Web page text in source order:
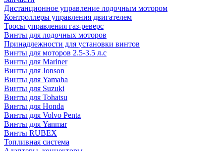
Дистанционное управление лодочным мотором
Контроллеры управления двигателем
Тросы управления газ-реверс
Винты для лодочных моторов
Принадлежности для установки винтов
Винты для моторов 2.5-3.5 л.с
Винты для Mariner
Винты для Jonson
Винты для Yamaha
Винты для Suzuki
Винты для Tohatsu
Винты для Honda
Винты для Volvo Penta
Винты для Yanmar
Винты RUBEX
Топливная система